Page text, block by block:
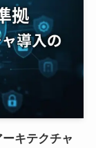
キテクチャ